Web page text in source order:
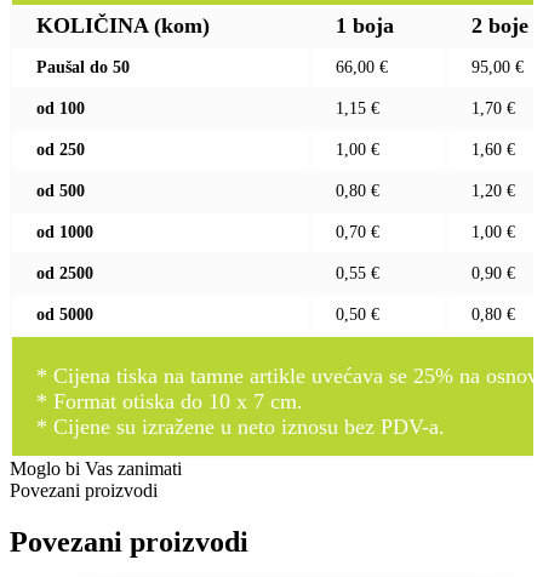
KOLIČINA (kom) 1 boja 2 boje
Paušal do 50 66,00 € 95,00 €
od 100 1,15 € 1,70 €
od 250 1,00 € 1,60 €
od 500 0,80 € 1,20 €
od 1000 0,70 € 1,00 €
od 2500 0,55 € 0,90 €
od 5000 0,50 € 0,80 €
* Cijena tiska na tamne artikle uvećava se 25% na
* Format otiska do 10 x 7 cm.
* Cijene su izražene u neto iznosu bez PDV-a.
Moglo bi Vas zanimati
Povezani proizvodi
Povezani proizvodi